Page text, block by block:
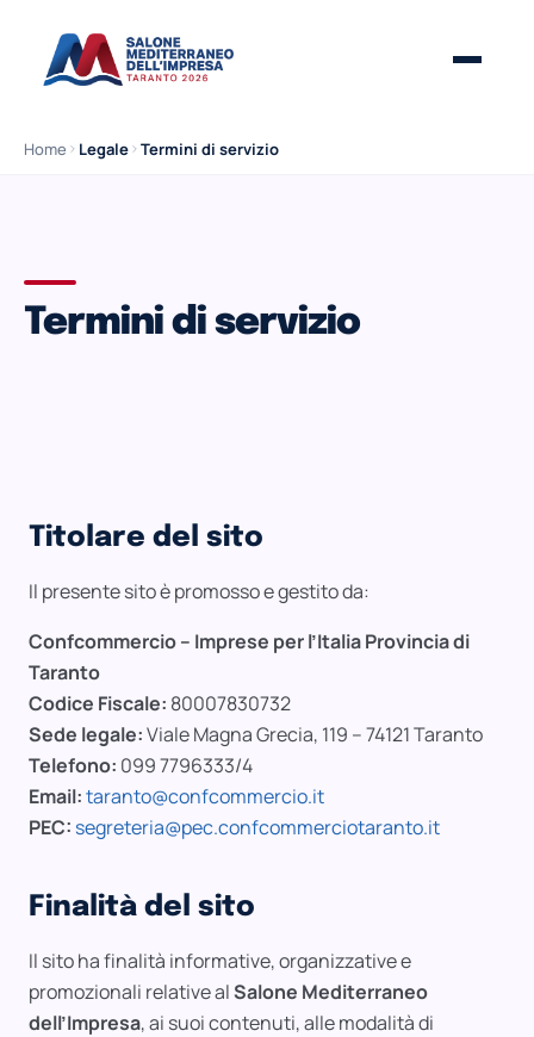
Home Legale Termini di servizio
Termini di servizio
Titolare del sito
Il presente sito è promosso e gestito da:
Confcommercio – Imprese per l’Italia Provincia di
Taranto
Codice Fiscale: 80007830732
Sede legale:Viale Magna Grecia, 119 – 74121 Taranto
Telefono: 099 7796333/4
Email:taranto@confcommercio.it
PEC: segreteria@pec.confcommerciotaranto.it
Finalità del sito
Il sito ha finalità informative, organizzative e
promozionali relative alSalone Mediterraneo
dell’Impresa, ai suoi contenuti, alle modalità di